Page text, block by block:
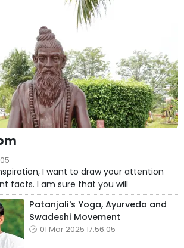
I want to draw your attention
facts. I am sure that you will
Patanjali's Yoga, Ayurveda and
Swadeshi Movement
01 Mar 2025 17:56:05